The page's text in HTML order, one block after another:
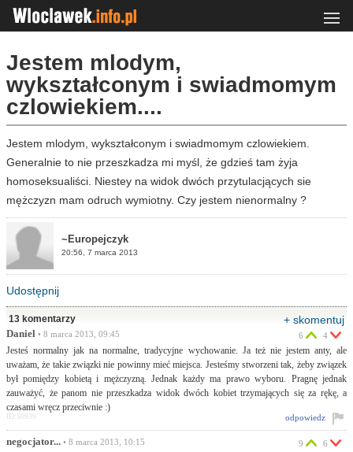
Jestem mlodym,
wykształconym i swiadmomym
czlowiekiem....
Jestem mlodym, wykształconym i swiadmomym czlowiekiem.
Generalnie to nie przeszkadza mi myśl, że gdzieś tam żyja
homoseksualiści. Niestey na widok dwóch przytulacjących sie
mężczyzn mam odruch wymiotny. Czy jestem nienormalny ?
~Europejczyk
20:56, 7 marca 2013
Udostępnij
13 komentarzy + skomentuj
Daniel • 8 marca 2013, 09:45
Jesteś normalny jak na normalne, tradycyjne wychowanie. Ja też nie jestem anty, ale
uważam, że takie związki nie powinny mieć miejsca. Jesteśmy stworzeni tak, żeby związek
był pomiędzy kobietą i mężczyzną. Jednak każdy ma prawo wyboru. Pragnę jednak
zauważyć, że panom nie przeszkadza widok dwóch kobiet trzymających się za rękę, a
czasami wręcz przeciwnie :)
6 4
odpowiedz
ID:50939
negocjator... • 8 marca 2013, 10:15 9 6